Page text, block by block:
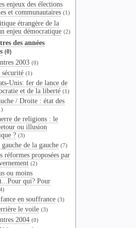
enjeux des élections
et communautaires (1)
étrangère de la
enjeu démocratique (2)
des années
(0)
2003 (0)
(1)
Unis: fer de lance de
et de la liberté (1)
/ Droite : état des
de religions : le
ou illusion
? (3)
de la gauche (7)
réformes proposées par
(2)
ou moins
qui? Pour
en souffrance (3)
le voile (3)
2004 (0)